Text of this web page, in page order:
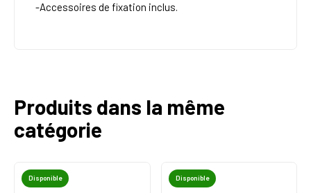
-Accessoires de fixation inclus.
Produits dans la même
catégorie
Disponible Disponible